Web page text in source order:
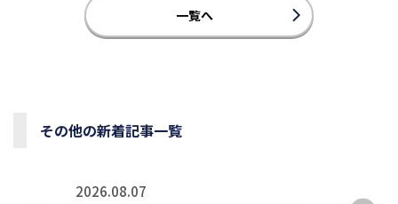
一覧へ
その他の新着記事一覧
2026.08.07